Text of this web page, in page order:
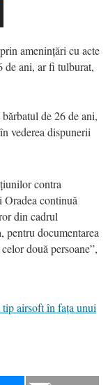
amenințări cu acte
de ani, ar fi tulburat,
de 26 de ani,
vederea dispunerii
contra
continuă
din cadrul
pentru documentarea
două persoane”,
airsoft în fața unui